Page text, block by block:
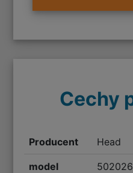
Cechy
Producent Head
model